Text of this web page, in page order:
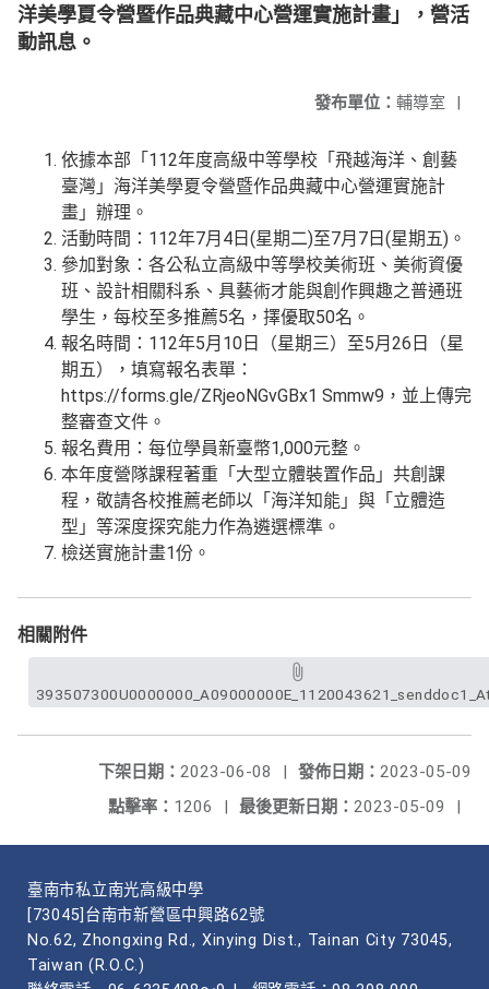
洋美學夏令營暨作品典藏中心營運實施計畫」，營活
動訊息。
發布單位： 輔導室 |
依據本部「112年度高級中等學校「飛越海洋、創藝
臺灣」海洋美學夏令營暨作品典藏中心營運實施計
畫」辦理。
活動時間：112年7月4日(星期二)至7月7日(星期五)。
參加對象：各公私立高級中等學校美術班、美術資優
班、設計相關科系、具藝術才能與創作興趣之普通班
學生，每校至多推薦5名，擇優取50名。
報名時間：112年5月10日（星期三）至5月26日（星
期五），填寫報名表單：
https://forms.gle/ZRjeoNGvGBx1 Smmw9，並上傳完
整審查文件。
報名費用：每位學員新臺幣1,000元整。
本年度營隊課程著重「大型立體裝置作品」共創課
程，敬請各校推薦老師以「海洋知能」與「立體造
型」等深度探究能力作為遴選標準。
檢送實施計畫1份。
相關附件
發佈日期： 2023-05-09
下架日期： 2023-06-08
|
最後更新日期： 2023-05-09 |
點擊率： 1206 |
臺南市私立南光高級中學
[73045]台南市新營區中興路62號
No.62, Zhongxing Rd., Xinying Dist., Tainan City 73045,
Taiwan (R.O.C.)